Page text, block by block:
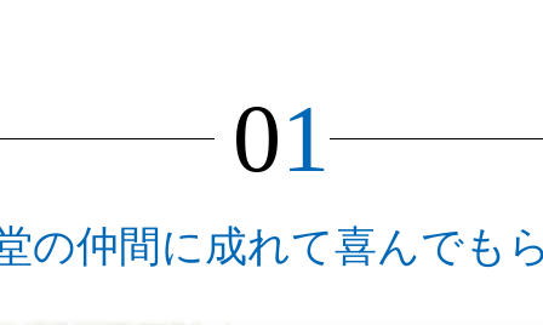
01
の仲間に成れて喜んでも